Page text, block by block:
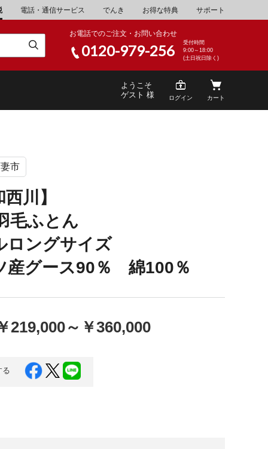
電話・通信サービス でんき お得な特典 サポート
お電話でのご注文・お問い合わせ
0120-979-256
受付時間
9:00～18:00
(土日祝日除く)
家電・AV機器
キッチン用品
\200,001～500,000
\10,000,001～
県 湯浅町
笠岡市
県 海士町
県 高森町
ようこそ
ゲスト 様
ログイン カート
市
西川】
毛ふとん
ロングサイズ
産グース90％ 綿100％
219,000～ ￥360,000
る